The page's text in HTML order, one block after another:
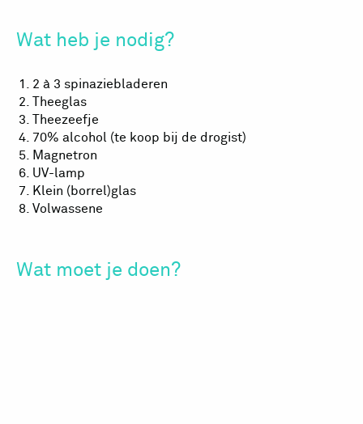
Wat heb je nodig?
2 à 3 spinaziebladeren
Theeglas
Theezeefje
70% alcohol (te koop bij de drogist)
Magnetron
UV-lamp
Klein (borrel)glas
Volwassene
Wat moet je doen?